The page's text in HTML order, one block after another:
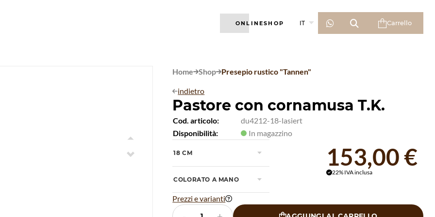
ONLINESHOP IT    Carrello


HomeShopPresepio rustico "Tannen"
indietro
Pastore con cornamusa T.K.
Cod. articolo:
du4212-18-lasiert
Disponibilità:
In magazzino
18 CM 
COLORATO A MANO 
Prezzi e varianti
153,00 €
22% IVA inclusa